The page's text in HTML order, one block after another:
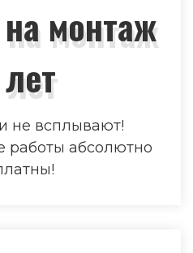
монтаж
не всплывают!
работы абсолютно